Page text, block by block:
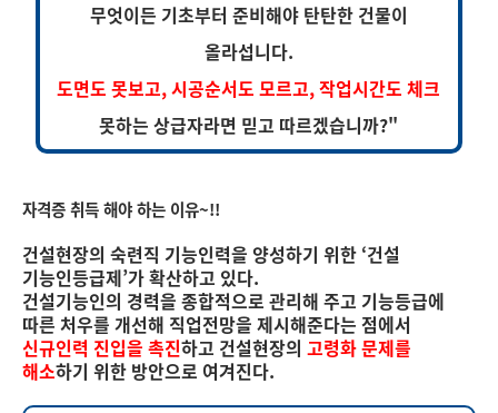
무엇이든 기초부터 준비해야 탄탄한 건물이
올라섭니다.
도면도 못보고, 시공순서도 모르고, 작업시간도 체크
못하는 상급자라면 믿고 따르겠습니까?"
자격증 취득 해야 하는 이유~!!
건설현장의 숙련직 기능인력을 양성하기 위한 ‘건설
기능인등급제’가 확산하고 있다.
건설기능인의 경력을 종합적으로 관리해 주고 기능등급에
따른 처우를 개선해 직업전망을 제시해준다는 점에서
신규인력 진입을 촉진하고 건설현장의 고령화 문제를
해소하기 위한 방안으로 여겨진다.